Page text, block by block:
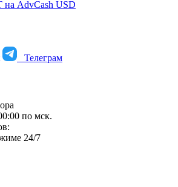
на AdvCash USD
Телеграм
по мск.
24/7